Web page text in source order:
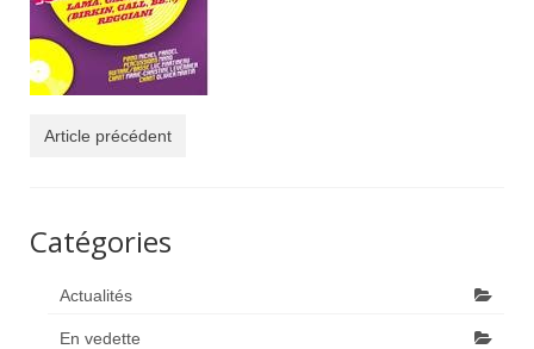
Evénements
Actualités
Article précédent
Catégories
Actualités
En vedette